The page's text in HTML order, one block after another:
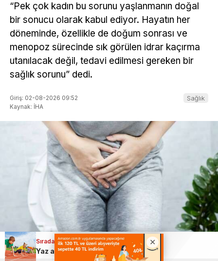
“Pek çok kadın bu sorunu yaşlanmanın doğal
bir sonucu olarak kabul ediyor. Hayatın her
döneminde, özellikle de doğum sonrası ve
menopoz sürecinde sık görülen idrar kaçırma
utanılacak değil, tedavi edilmesi gereken bir
sağlık sorunu” dedi.
Giriş: 02-08-2026 09:52
Kaynak: İHA
Sağlık
+
Sıradaki Haber
Yaz aylarında çocuklar için hem öneri hem uyarı!